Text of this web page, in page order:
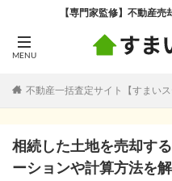
【専門家監修】不動産
不動産一括査定サイト【すまいス
相続した土地を売却す
ーションや計算方法を